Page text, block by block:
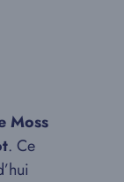
Moss
. Ce